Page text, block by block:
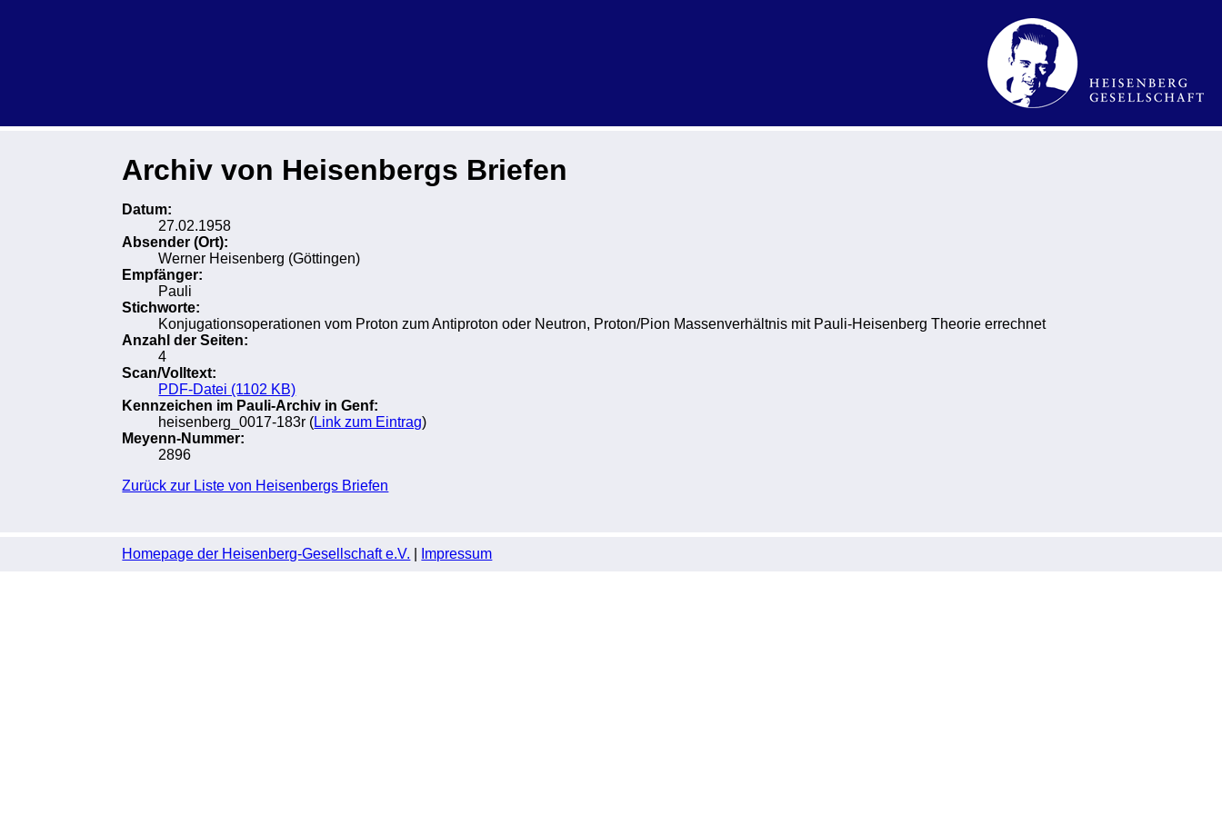
Archiv von Heisenbergs Briefen
Datum:
27.02.1958
Absender (Ort):
Werner Heisenberg (Göttingen)
Empfänger:
Pauli
Stichworte:
Konjugationsoperationen vom Proton zum Antiproton oder Neutron, Proton/Pion Massenverhältnis mit Pauli-Heisenberg Theorie errechnet
Anzahl der Seiten:
4
Scan/Volltext:
PDF-Datei (1102 KB)
Kennzeichen im Pauli-Archiv in Genf:
heisenberg_0017-183r (Link zum Eintrag)
Meyenn-Nummer:
2896
Zurück zur Liste von Heisenbergs Briefen
Homepage der Heisenberg-Gesellschaft e.V. Impressum